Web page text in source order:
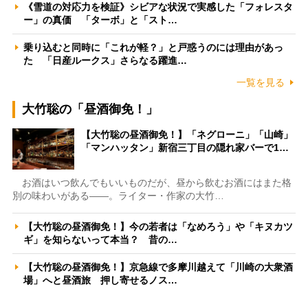
《雪道の対応力を検証》シビアな状況で実感した「フォレスタ
ー」の真価 「ターボ」と「スト…
乗り込むと同時に「これが軽？」と戸惑うのには理由があっ
た 「日産ルークス」さらなる躍進…
一覧を見る
大竹聡の「昼酒御免！」
【大竹聡の昼酒御免！】「ネグローニ」「山崎」
「マンハッタン」新宿三丁目の隠れ家バーで1…
お酒はいつ飲んでもいいものだが、昼から飲むお酒にはまた格
別の味わいがある――。ライター・作家の大竹…
【大竹聡の昼酒御免！】今の若者は「なめろう」や「キヌカツ
ギ」を知らないって本当？ 昔の…
【大竹聡の昼酒御免！】京急線で多摩川越えて「川崎の大衆酒
場」へと昼酒旅 押し寄せるノス…